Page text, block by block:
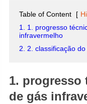
Table of Content [
1. 1. progresso
infravermelho
2. 2. classificação
1. progresso
de gás